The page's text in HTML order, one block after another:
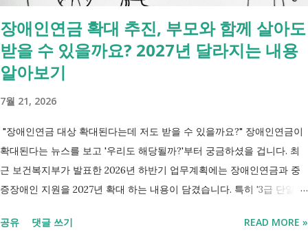
장애인연금 확대 추진, 부모와 함께 살아도
받을 수 있을까요? 2027년 달라지는 내용
알아보기
7월 21, 2026
"장애인연금 대상 확대된다는데 저도 받을 수 있을까요?" 장애인연금이
확대된다는 뉴스를 보고 '우리도 해당될까?'부터 궁금하셨을 겁니다. 최
근 보건복지부가 발표한 2026년 하반기 업무계획에는 장애인연금과 중
증장애인 지원을 2027년 확대 하는 내용이 담겼습니다. 특히 '3급 단일장
포함되면서 많은 분들이 관심을 갖고 있습니다. 이번 글에서는 장애인과
공유 댓글 쓰기 READ MORE »